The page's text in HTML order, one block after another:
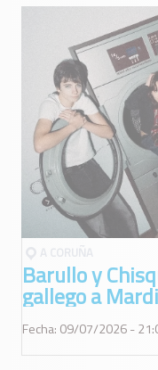
Barullo y
gallego a
Fecha: 09/07/2026 -